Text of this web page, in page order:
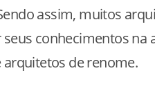
assim, muitos
conhecimentos na
arquitetos de renome.